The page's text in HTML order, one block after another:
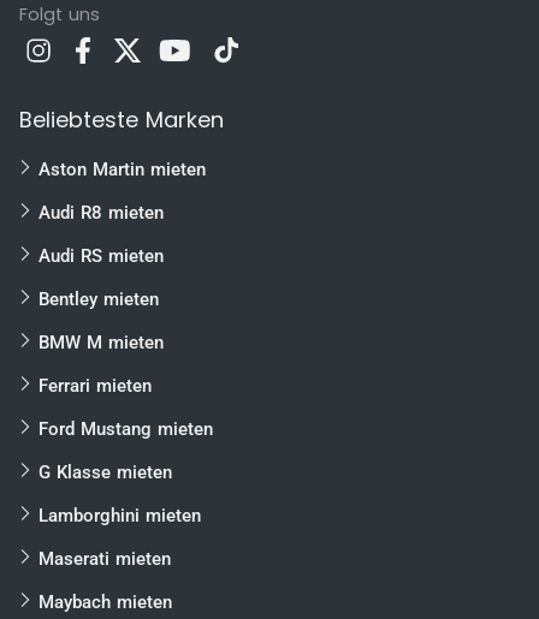
Folgt uns
Beliebteste Marken
Aston Martin mieten
Audi R8 mieten
Audi RS mieten
Bentley mieten
BMW M mieten
Ferrari mieten
Ford Mustang mieten
G Klasse mieten
Lamborghini mieten
Maserati mieten
Maybach mieten